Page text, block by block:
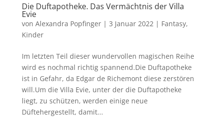
Die Duftapotheke. Das Vermächtnis der Villa
Evie
von Alexandra Popfinger| 3 Januar 2022 | Fantasy,
Kinder
Im letzten Teil dieser wundervollen magischen Reihe
wird es nochmal richtig spannend.Die Duftapotheke
ist in Gefahr, da Edgar de Richemont diese zerstören
will.Um die Villa Evie, unter der die Duftapotheke
liegt, zu schützen, werden einige neue
Düftehergestellt, damit...